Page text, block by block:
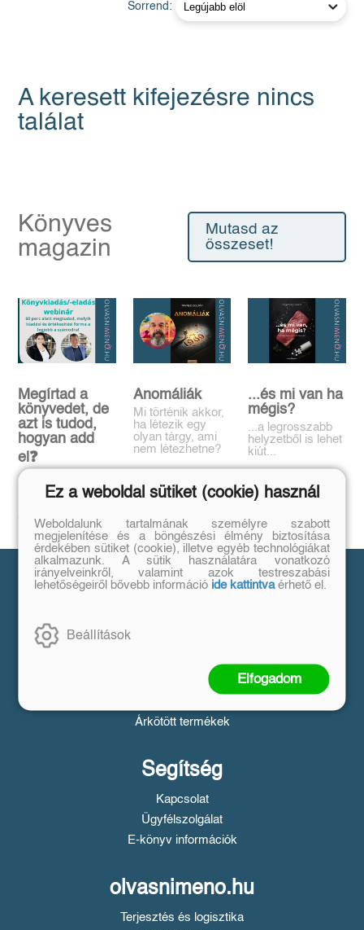
Sorrend:
A keresett kifejezésre nincs
találat
Könyves
magazin
Mutasd az
összeset!
Megírtad a
könyvedet, de
azt is tudod,
hogyan add
el❓️
Időpont: június
16., 18:00-19:00
Tovább
Anomáliák
Mi történik akkor,
ha létezik egy
olyan tárgy, ami
nem létezhetne?
...és mi van ha
mégis?
...a legrosszabb
helyzetből is lehet
kiút...
Vásárlás
Tájékoztató a Simple fizetésről
Adatvédelem
Árkötött termékek
Segítség
Kapcsolat
Ügyfélszolgálat
E-könyv információk
olvasnimeno.hu
Terjesztés és logisztika
Ez a weboldal sütiket (cookie) használ
Weboldalunk tartalmának személyre szabott
megjelenítése és a böngészési élmény biztosítása
érdekében sütiket (cookie), illetve egyéb technológiákat
alkalmazunk. A sütik használatára vonatkozó
irányelveinkről, valamint azok testreszabási
lehetőségeiről bővebb információ ide kattintvaérhető el.
Beállítások
Elfogadom